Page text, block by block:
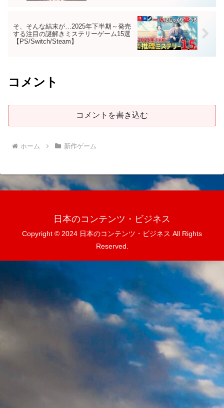
そ、そんな結末が…2025年下半期～発売
する注目の謎解きミステリーゲーム15選
【PS/Switch/Steam】
コメント
コメントを書き込む
ホーム 新作ゲーム
日本のコンテンツ・ビジネス
Copyright © 2024 日本のコンテンツ・ビジネス All Rights
Reserved.